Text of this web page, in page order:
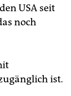
USA seit
noch
ist.